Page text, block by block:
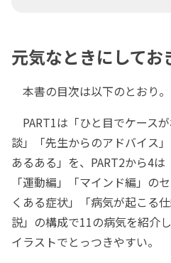
元気なときにしてお
本書の目次は以下のとおり。
PART1は「ひと目でケース
談」「先生からのアドバイス
あるある」を、PART2から4は
「運動編」「マインド編」の
くある症状」「病気が起こる
説」の構成で11の病気を紹介
イラストでとっつきやすい。